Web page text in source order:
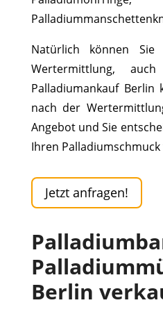
Natürlich können
Wertermittlung,
Palladiumankauf Berlin
nach der
Angebot und Sie
Ihren
Jetzt anfragen!
Berlin